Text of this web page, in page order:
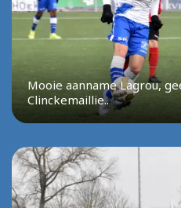
Mooie aanname Lagrou,
Clinckemaillie..